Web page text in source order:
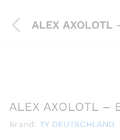
ALEX AXOLOTL –
Brand: TY DEUTSCHLAND